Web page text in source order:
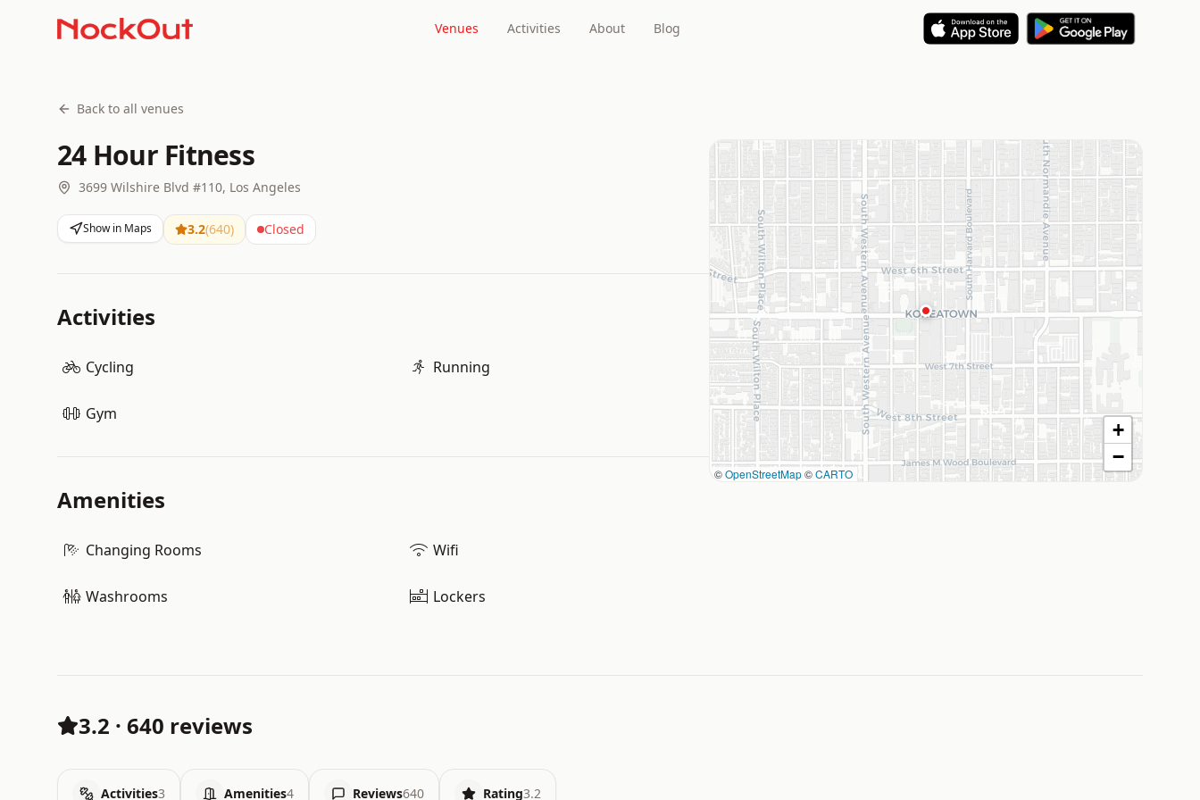
Venues Activities About Blog
Back to all venues
24 Hour Fitness
3699 Wilshire Blvd #110, Los Angeles
Show in Maps 3.2(640) Closed
Activities
Cycling Running
Gym
Amenities
Changing Rooms Wifi
Washrooms Lockers
©OpenStreetMap©CARTO
+
−
3.2 · 640 reviews
Activities3 Amenities4 Reviews640 Rating3.2